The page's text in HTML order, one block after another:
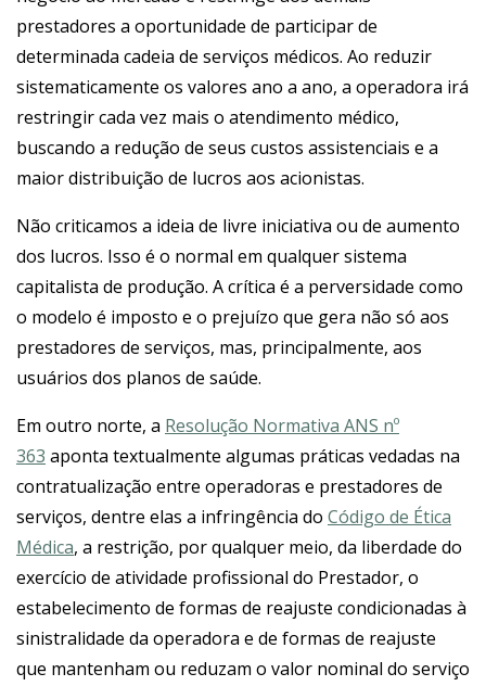
prestadores a oportunidade de participar de
determinada cadeia de serviços médicos. Ao reduzir
sistematicamente os valores ano a ano, a operadora irá
restringir cada vez mais o atendimento médico,
buscando a redução de seus custos assistenciais e a
maior distribuição de lucros aos acionistas.
Não criticamos a ideia de livre iniciativa ou de aumento
dos lucros. Isso é o normal em qualquer sistema
capitalista de produção. A crítica é a perversidade como
o modelo é imposto e o prejuízo que gera não só aos
prestadores de serviços, mas, principalmente, aos
usuários dos planos de saúde.
Em outro norte, a Resolução Normativa ANS nº
363 aponta textualmente algumas práticas vedadas na
contratualização entre operadoras e prestadores de
serviços, dentre elas a infringência do Código de Ética
Médica, a restrição, por qualquer meio, da liberdade do
exercício de atividade profissional do Prestador, o
estabelecimento de formas de reajuste condicionadas à
sinistralidade da operadora e de formas de reajuste
que mantenham ou reduzam o valor nominal do serviço